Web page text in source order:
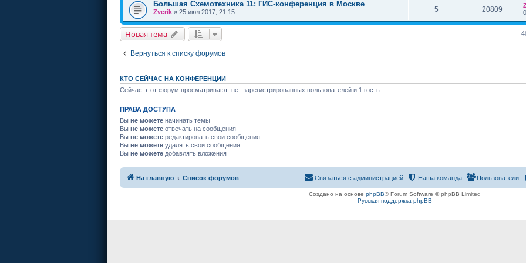
Большая Схемотехника 11: ГИС-конференция в Москве
Zverik » 25 июл 2017, 21:15 5 20809
Новая тема
Вернуться к списку форумов
КТО СЕЙЧАС НА КОНФЕРЕНЦИИ
Сейчас этот форум просматривают: нет зарегистрированных пользователей и 1 гость
ПРАВА ДОСТУПА
Вы не можете начинать темы
Вы не можете отвечать на сообщения
Вы не можете редактировать свои сообщения
Вы не можете удалять свои сообщения
Вы не можете добавлять вложения
На главную Список форумов Пользователи
Наша команда
Связаться с администрацией
Создано на основе phpBB® Forum Software © phpBB Limited
Русская поддержка phpBB